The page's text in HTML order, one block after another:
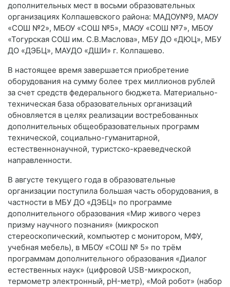
дополнительных мест в восьми образовательных
организациях Колпашевского района: МАДОУ№9, МАОУ
«СОШ №2», МБОУ «СОШ №5», МАОУ «СОШ №7», МБОУ
«Тогурская СОШ им. С.В.Маслова», МБУ ДО «ДЮЦ», МБУ
ДО «ДЭБЦ», МАУДО «ДШИ» г. Колпашево.
В настоящее время завершается приобретение
оборудования на сумму более трех миллионов рублей
за счет средств федерального бюджета. Материально-
техническая база образовательных организаций
обновляется в целях реализации востребованных
дополнительных общеобразовательных программ
технической, социально-гуманитарной,
естественнонаучной, туристско-краеведческой
направленности.
В августе текущего года в образовательные
организации поступила большая часть оборудования, в
частности в МБУ ДО «ДЭБЦ» по программе
дополнительного образования «Мир живого через
призму научного познания» (микроскоп
стереоскопический, компьютер с монитором, МФУ,
учебная мебель), в МБОУ «СОШ № 5» по трём
программам дополнительного образования «Диалог
естественных наук» (цифровой USB-микроскоп,
термометр электронный, рH-метр), «Мой робот» (набор